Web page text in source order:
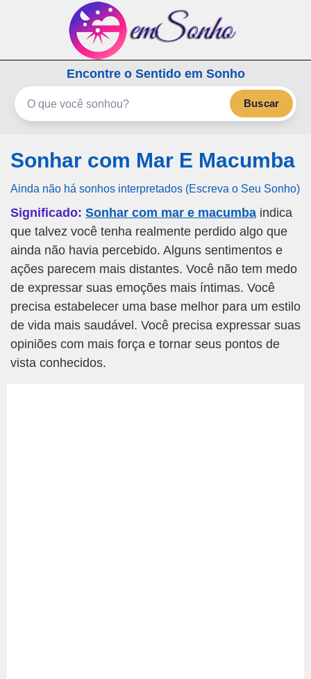
emSonho.com
Os sonhos significam mais
Encontre o Sentido em Sonho
Buscar
Sonhar com Mar E Macumba
Ainda não há sonhos interpretados (Escreva o Seu Sonho)
Significado: Sonhar com mar e macumba indica
que talvez você tenha realmente perdido algo que
ainda não havia percebido. Alguns sentimentos e
ações parecem mais distantes. Você não tem medo
de expressar suas emoções mais íntimas. Você
precisa estabelecer uma base melhor para um estilo
de vida mais saudável. Você precisa expressar suas
opiniões com mais força e tornar seus pontos de
vista conhecidos.